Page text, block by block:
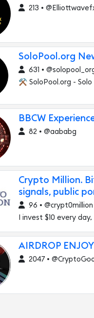
213 •
SoloPool.org
631 •
⚒️ SoloPool.org -
BBCW
82 • @aababg
Crypto Million.
signals, public
96 • @crypt0million
I invest $10 every day,
AIRDROP
2047 •